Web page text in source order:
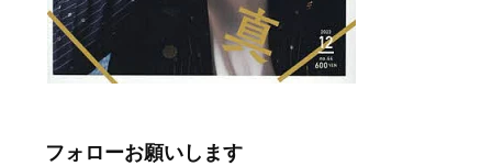
フォローお願いします